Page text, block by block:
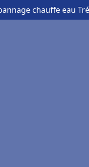
chauffe eau